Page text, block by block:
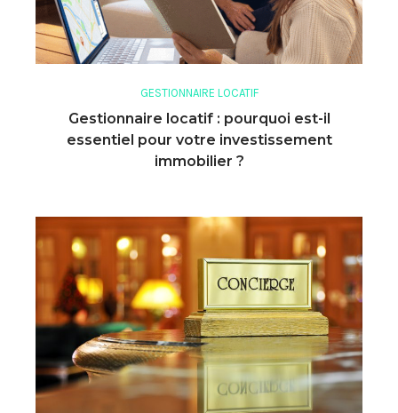
GESTIONNAIRE LOCATIF
Gestionnaire locatif : pourquoi est-il
essentiel pour votre investissement
immobilier ?